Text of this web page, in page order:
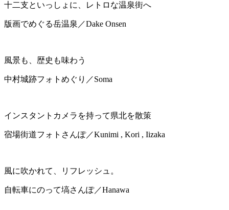
十二支といっしょに、レトロな温泉街へ
版画でめぐる岳温泉 ／Dake Onsen
風景も、歴史も味わう
中村城跡フォトめぐり ／Soma
インスタントカメラを持って県北を散策
宿場街道フォトさんぽ／Kunimi , Kori , Iizaka
風に吹かれて、リフレッシュ。
自転車にのって塙さんぽ／Hanawa